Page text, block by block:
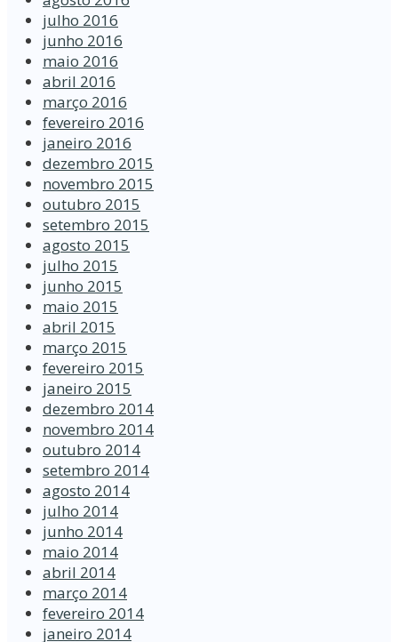
julho 2016
junho 2016
maio 2016
abril 2016
março 2016
fevereiro 2016
janeiro 2016
dezembro 2015
novembro 2015
outubro 2015
setembro 2015
agosto 2015
julho 2015
junho 2015
maio 2015
abril 2015
março 2015
fevereiro 2015
janeiro 2015
dezembro 2014
novembro 2014
outubro 2014
setembro 2014
agosto 2014
julho 2014
junho 2014
maio 2014
abril 2014
março 2014
fevereiro 2014
janeiro 2014